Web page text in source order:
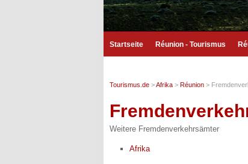
Startseite Réunion - Tourismus
Tourismus.de >Afrika > Réunion >
Weitere Fremdenverkehrsämter
Afrika